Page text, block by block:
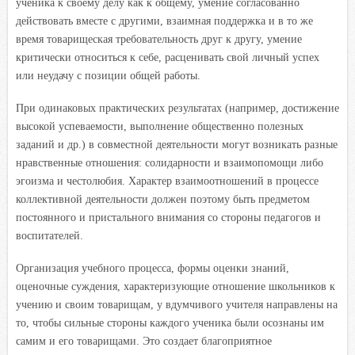
действовать вместе с другими, взаимная поддержка и в то же
время товарищеская требовательность друг к другу, умение
критически относиться к себе, расценивать свой личный успех
или неудачу с позиции общей работы.
При одинаковых практических результатах (например, достижение
высокой успеваемости, выполнение общественно полезных
заданий и др.) в совместной деятельности могут возникать разные
нравственные отношения: солидарности и взаимопомощи либо
эгоизма и честолюбия. Характер взаимоотношений в процессе
коллективной деятельности должен поэтому быть предметом
постоянного и пристального внимания со стороны педагогов и
воспитателей.
Организация учебного процесса, формы оценки знаний,
оценочные суждения, характеризующие отношение школьников к
учению и своим товарищам, у вдумчивого учителя направлены на
то, чтобы сильные стороны каждого ученика были осознаны им
самим и его товарищами. Это создает благоприятное